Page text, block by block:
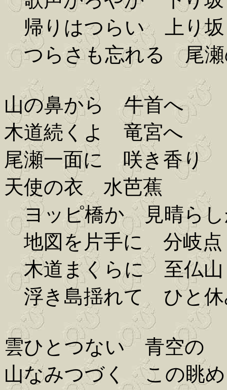
帰りはつらい 上り坂
つらさも忘れる 尾瀬
山の鼻から 牛首へ
木道続くよ 竜宮へ
尾瀬一面に 咲き香り
天使の衣 水芭蕉
ヨッピ橋か 見晴らし
地図を片手に 分岐点
木道まくらに 至仏山
浮き島揺れて ひと休
雲ひとつない 青空の
山なみつづく この眺め